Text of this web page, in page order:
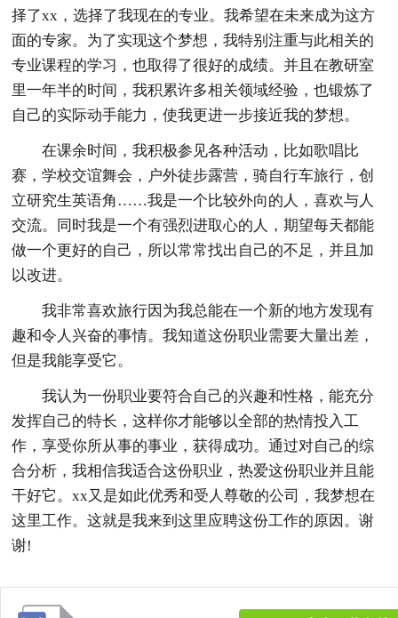
择了xx，选择了我现在的专业。我希望在未来成为这方
面的专家。为了实现这个梦想，我特别注重与此相关的
专业课程的学习，也取得了很好的成绩。并且在教研室
里一年半的时间，我积累许多相关领域经验，也锻炼了
自己的实际动手能力，使我更进一步接近我的梦想。
在课余时间，我积极参见各种活动，比如歌唱比
赛，学校交谊舞会，户外徒步露营，骑自行车旅行，创
立研究生英语角……我是一个比较外向的人，喜欢与人
交流。同时我是一个有强烈进取心的人，期望每天都能
做一个更好的自己，所以常常找出自己的不足，并且加
以改进。
我非常喜欢旅行因为我总能在一个新的地方发现有
趣和令人兴奋的事情。我知道这份职业需要大量出差，
但是我能享受它。
我认为一份职业要符合自己的兴趣和性格，能充分
发挥自己的特长，这样你才能够以全部的热情投入工
作，享受你所从事的事业，获得成功。通过对自己的综
合分析，我相信我适合这份职业，热爱这份职业并且能
干好它。xx又是如此优秀和受人尊敬的公司，我梦想在
这里工作。这就是我来到这里应聘这份工作的原因。谢
谢!